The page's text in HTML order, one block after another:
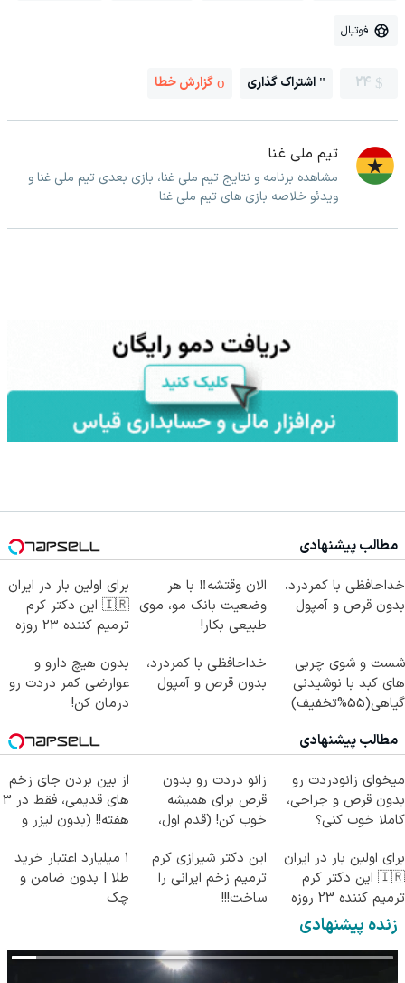
فوتبال
24 اشتراک گذاری گزارش خطا
تیم ملی غنا
مشاهده برنامه و نتایج تیم ملی غنا، بازی بعدی تیم ملی غنا و
ویدئو خلاصه بازی های تیم ملی غنا
مطالب پیشنهادی
خداحافظی با کمردرد،
بدون قرص و آمپول
الان وقتشه‼️ با هر
وضعیت بانک مو، موی
طبیعی بکار!
برای اولین بار در ایران
🇮🇷 این دکتر کرم
ترمیم کننده 23 روزه
شست و شوی چربی
های کبد با نوشیدنی
گیاهی(55%تخفیف)
خداحافظی با کمردرد،
بدون قرص و آمپول
بدون هیچ دارو و
عوارضی کمر دردت رو
درمان کن!
مطالب پیشنهادی
میخوای زانودردت رو
بدون قرص و جراحی،
کاملا خوب کنی؟
زانو دردت رو بدون
قرص برای همیشه
خوب کن! (قدم اول،
از بین بردن جای زخم
های قدیمی، فقط در 3
هفته!! (بدون لیزر و
برای اولین بار در ایران
🇮🇷 این دکتر کرم
ترمیم کننده 23 روزه
ساخت!
این دکتر شیرازی کرم
ترمیم زخم ایرانی را
ساخت!!!
۱ میلیارد اعتبار خرید
طلا | بدون ضامن و
چک
زنده پیشنهادی